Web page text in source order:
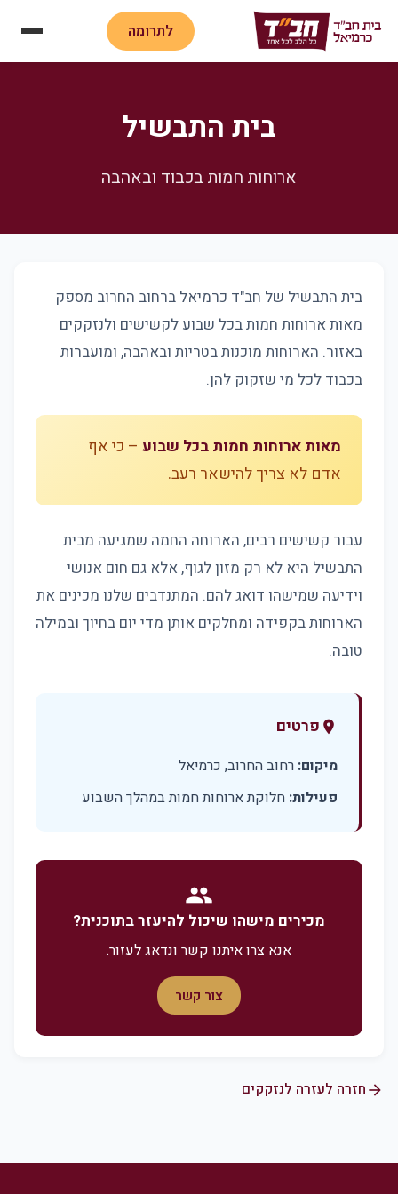
לתרומה
בית התבשיל
ארוחות חמות בכבוד ובאהבה
בית התבשיל של חב"ד כרמיאל ברחוב החרוב מספק
מאות ארוחות חמות בכל שבוע לקשישים ולנזקקים
באזור. הארוחות מוכנות בטריות ובאהבה, ומועברות
בכבוד לכל מי שזקוק להן.
מאות ארוחות חמות בכל שבוע – כי אף
אדם לא צריך להישאר רעב.
עבור קשישים רבים, הארוחה החמה שמגיעה מבית
התבשיל היא לא רק מזון לגוף, אלא גם חום אנושי
וידיעה שמישהו דואג להם. המתנדבים שלנו מכינים את
הארוחות בקפידה ומחלקים אותן מדי יום בחיוך ובמילה
טובה.
location_on פרטים
מיקום: רחוב החרוב, כרמיאל
פעילות: חלוקת ארוחות חמות במהלך השבוע
people
מכירים מישהו שיכול להיעזר בתוכנית?
אנא צרו איתנו קשר ונדאג לעזור.
צור קשר
arrow_forward חזרה לעזרה לנזקקים